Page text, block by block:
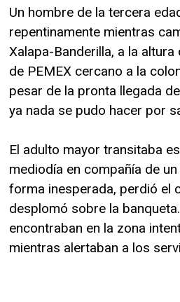
Un hombre de la tercera
repentinamente mientras
Xalapa-Banderilla, a la
de PEMEX cercano a la
pesar de la pronta llegada
ya nada se pudo hacer por
El adulto mayor transitaba
mediodía en compañía de
forma inesperada, perdió el
desplomó sobre la
encontraban en la zona
mientras alertaban a los